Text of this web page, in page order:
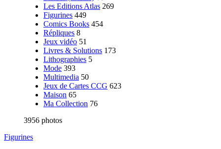
Les Editions Atlas 269
Figurines 449
Comics Books 454
Répliques 8
Jeux vidéo 51
Livres & Solutions 173
Lithographies 5
Mode 393
Multimedia 50
Jeux de Cartes CCG 623
Maison 65
Ma Collection 76
3956 photos
Figurines